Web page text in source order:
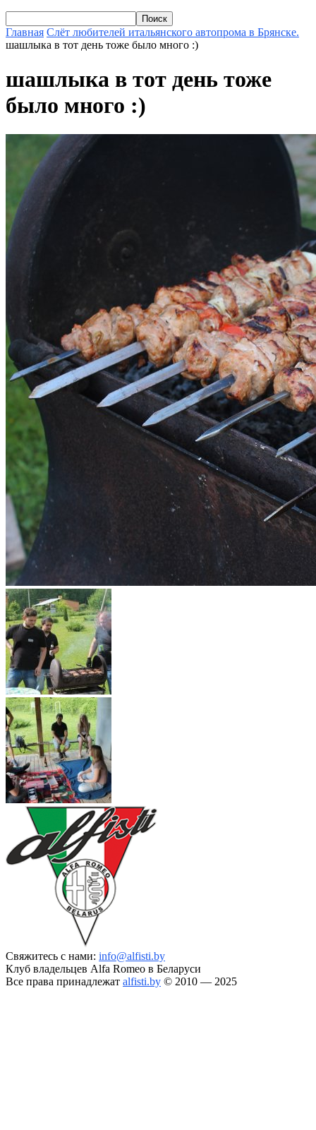
Главная Слёт любителей итальянского автопрома в Брянске.
шашлыка в тот день тоже было много :)
шашлыка в тот день тоже
было много :)
Свяжитесь с нами: info@alfisti.by
Клуб владельцев Alfa Romeo в Беларуси
Все права принадлежат alfisti.by © 2010 — 2025